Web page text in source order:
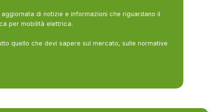
di notizie e informazioni che riguardano il
per mobilità elettrica.
quello che devi sapere sul mercato, sulle normative